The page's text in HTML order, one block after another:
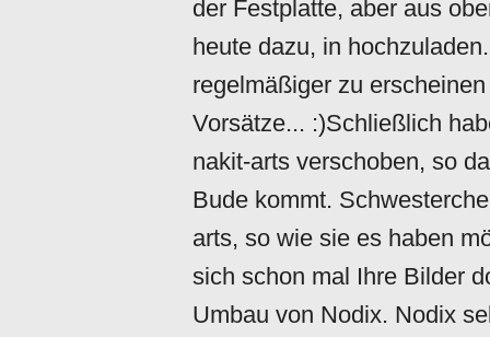
der Festplatte, aber aus
heute dazu, in
regelmäßiger zu
Vorsätze... :)Schließlich
nakit-arts verschoben, so
Bude kommt.
arts, so wie sie es haben
sich schon mal Ihre Bilder
Umbau von Nodix. Nodix